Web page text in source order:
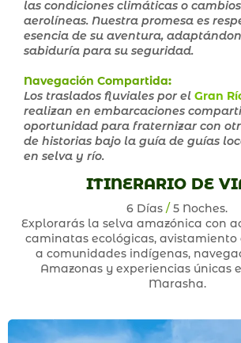
las condiciones climáticas o
aerolíneas. Nuestra promesa es
esencia de su aventura,
sabiduría para su seguridad.
Navegación Compartida:
Los traslados fluviales por el Gran
realizan en embarcaciones
oportunidad para fraternizar con
de historias bajo la guía de guías
en selva y río.
ITINERARIO DE
6 Días / 5 Noches.
Explorarás la selva amazónica con
caminatas ecológicas, avistamiento
a comunidades indígenas,
Amazonas y experiencias únicas
Marasha.